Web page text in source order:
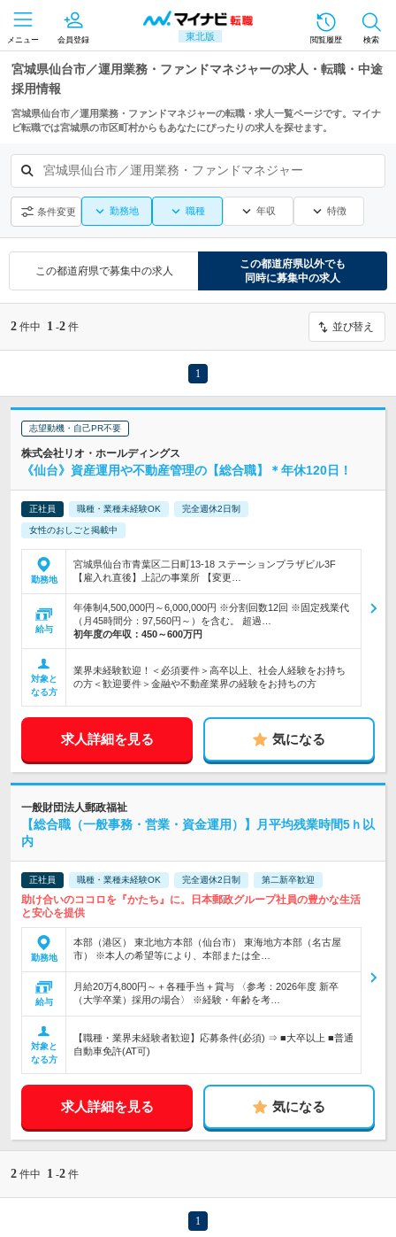
東北版
メニュー 会員登録 閲覧履歴 検索
宮城県仙台市／運用業務・ファンドマネジャーの求人・転職・中途
採用情報
宮城県仙台市／運用業務・ファンドマネジャーの転職・求人一覧ページです。マイナ
ビ転職では宮城県の市区町村からもあなたにぴったりの求人を探せます。
宮城県仙台市／運用業務・ファンドマネジャー
条件変更 勤務地 職種 年収 特徴
この都道府県で募集中の求人
この都道府県以外でも
同時に募集中の求人
2 件中 1 -2 件 並び替え
1
志望動機・自己PR不要
株式会社リオ・ホールディングス
《仙台》資産運用や不動産管理の【総合職】＊年休120日！
正社員 職種・業種未経験OK 完全週休2日制
女性のおしごと掲載中
勤務地
宮城県仙台市青葉区二日町13-18 ステーションプラザビル3F
【雇入れ直後】上記の事業所 【変更…
給与
年俸制4,500,000円～6,000,000円 ※分割回数12回 ※固定残業代
（月45時間分：97,560円～）を含む。 超過…
初年度の年収： 450～600万円
対象と
なる方
業界未経験歓迎！＜必須要件＞高卒以上、社会人経験をお持ち
の方＜歓迎要件＞金融や不動産業界の経験をお持ちの方
求人詳細を見る 気になる
一般財団法人郵政福祉
【総合職（一般事務・営業・資金運用）】月平均残業時間5ｈ以
内
正社員 職種・業種未経験OK 完全週休2日制 第二新卒歓迎
助け合いのココロを『かたち』に。日本郵政グループ社員の豊かな生活
と安心を提供
勤務地
本部（港区） 東北地方本部（仙台市） 東海地方本部（名古屋
市） ※本人の希望等により、本部または全…
給与
月給20万4,800円～＋各種手当＋賞与 〈参考：2026年度 新卒
（大学卒業）採用の場合〉 ※経験・年齢を考…
対象と
なる方
【職種・業界未経験者歓迎】応募条件(必須) ⇒ ■大卒以上 ■普通
自動車免許(AT可)
求人詳細を見る 気になる
2 件中 1 -2 件
1